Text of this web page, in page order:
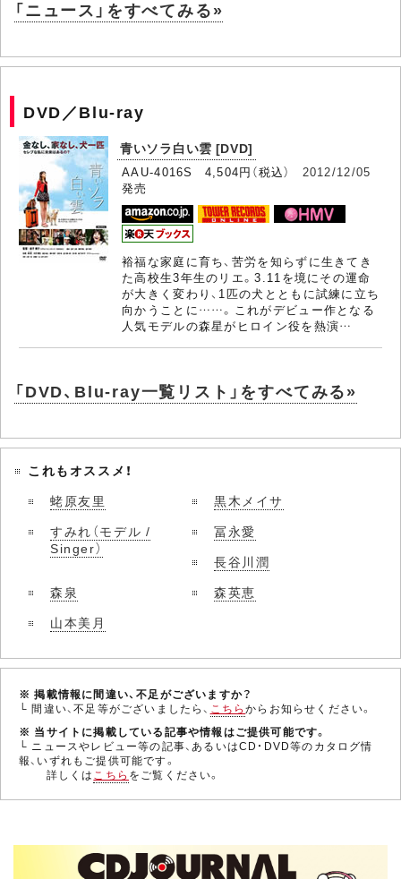
「ニュース」をすべてみる»
DVD／Blu-ray
青いソラ白い雲 [DVD]
AAU-4016S 4,504円（税込） 2012/12/05
発売
裕福な家庭に育ち、苦労を知らずに生きてき
た高校生3年生のリエ。3.11を境にその運命
が大きく変わり、1匹の犬とともに試練に立ち
向かうことに……。これがデビュー作となる
人気モデルの森星がヒロイン役を熱演…
「DVD、Blu-ray一覧リスト」をすべてみる»
これもオススメ！
蛯原友里
黒木メイサ
すみれ（モデル /
Singer）
冨永愛
長谷川潤
森泉
森英恵
山本美月
※ 掲載情報に間違い、不足がございますか？
└ 間違い、不足等がございましたら、 こちらからお知らせください。
※ 当サイトに掲載している記事や情報はご提供可能です。
└ ニュースやレビュー等の記事、あるいはCD・DVD等のカタログ情
報、いずれもご提供可能です。
詳しくはこちら をご覧ください。